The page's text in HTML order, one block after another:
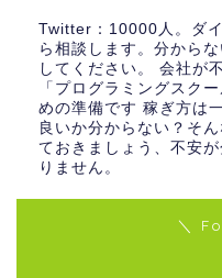
Twitter：10000人。ダ
ら相談します。分から
してください。 会社が
「プログラミングスク
めの準備です 稼ぎ方は
良いか分からない？そ
ておきましょう、不安
りません。
＼